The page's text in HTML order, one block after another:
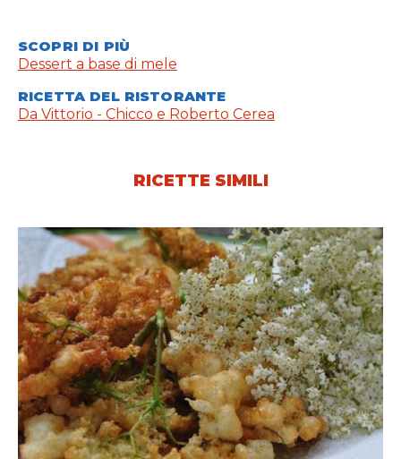
SCOPRI DI PIÙ
Dessert a base di mele
RICETTA DEL RISTORANTE
Da Vittorio - Chicco e Roberto Cerea
RICETTE SIMILI